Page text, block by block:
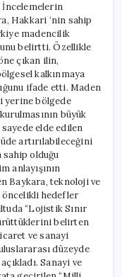
İncelemelerin
Hakkari ‘nin sahip
madencilik
belirtti. Özellikle
çıkan ilin,
kalkınmaya
ifade etti. Maden
yerine bölgede
büyük
sayede elde edilen
artırılabileceğini
sahip olduğu
anlayışının
Baykara, teknoloji ve
öncelikli hedefler
“Lojistik Sınır
belirten
ve sanayi
düzeyde
Sanayi ve